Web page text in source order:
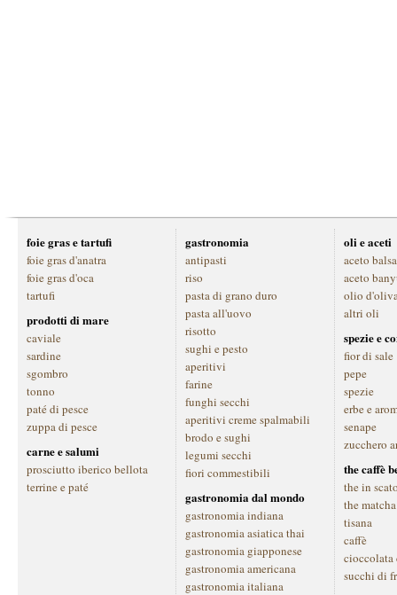
foie gras e tartufi
foie gras d'anatra
foie gras d'oca
tartufi
prodotti di mare
caviale
sardine
sgombro
tonno
paté di pesce
zuppa di pesce
carne e salumi
prosciutto iberico bellota
terrine e paté
gastronomia
antipasti
riso
pasta di grano duro
pasta all'uovo
risotto
sughi e pesto
aperitivi
farine
funghi secchi
aperitivi creme spalmabili
brodo e sughi
legumi secchi
fiori commestibili
gastronomia dal mondo
gastronomia indiana
gastronomia asiatica thai
gastronomia giapponese
gastronomia americana
gastronomia italiana
oli e aceti
aceto
aceto
olio
altri oli
spezie e
fior di sale
pepe
spezie
erbe e
senape
zucchero
the caffè
the in
the matcha
tisana
caffè
cioccolata
succhi di